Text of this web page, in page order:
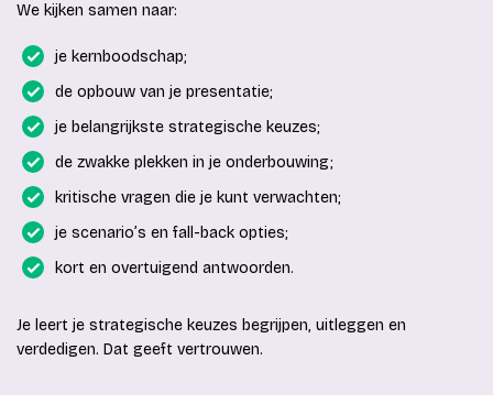
We kijken samen naar:
je kernboodschap;
de opbouw van je presentatie;
je belangrijkste strategische keuzes;
de zwakke plekken in je onderbouwing;
kritische vragen die je kunt verwachten;
je scenario’s en fall-back opties;
kort en overtuigend antwoorden.
Je leert je strategische keuzes begrijpen, uitleggen en
verdedigen. Dat geeft vertrouwen.